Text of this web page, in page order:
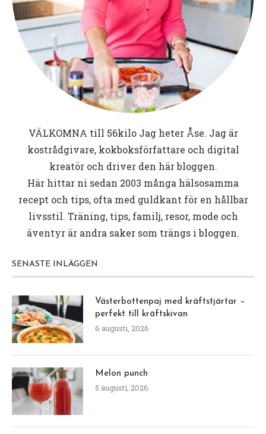
VÄLKOMNA till 56kiloJag heter Åse. Jag är
kostrådgivare, kokboksförfattare och digital
kreatör och driver den här bloggen.
Här hittar ni sedan 2003 många hälsosamma
recept och tips, ofta med guldkant för en hållbar
livsstil. Träning, tips, familj, resor, mode och
äventyr är andra saker som trängs i bloggen.
SENASTE INLÄGGEN
Västerbottenpaj med kräftstjärtar –
perfekt till kräftskivan
6 augusti, 2026
Melon punch
5 augusti, 2026